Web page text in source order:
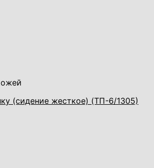
(сидение жесткое) (ТП-6/1305)